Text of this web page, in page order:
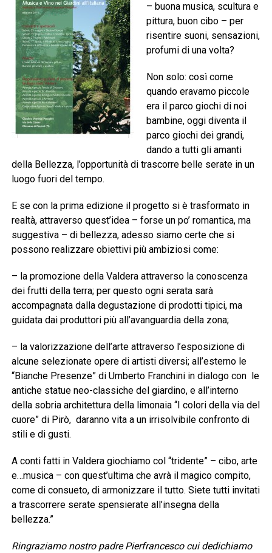
– buona musica, scultura e
pittura, buon cibo – per
risentire suoni, sensazioni,
profumi di una volta?
Non solo: così come
quando eravamo piccole
era il parco giochi di noi
bambine, oggi diventa il
parco giochi dei grandi,
dando a tutti gli amanti
della Bellezza, l’opportunità di trascorre belle serate in un
luogo fuori del tempo.
E se con la prima edizione il progetto si è trasformato in
realtà, attraverso quest’idea – forse un po’ romantica, ma
suggestiva – di bellezza, adesso siamo certe che si
possono realizzare obiettivi più ambiziosi come:
– la promozione della Valdera attraverso la conoscenza
dei frutti della terra; per questo ogni serata sarà
accompagnata dalla degustazione di prodotti tipici, ma
guidata dai produttori più all’avanguardia della zona;
– la valorizzazione dell’arte attraverso l’esposizione di
alcune selezionate opere di artisti diversi; all’esterno le
“Bianche Presenze” di Umberto Franchini in dialogo con le
antiche statue neo-classiche del giardino, e all’interno
della sobria architettura della limonaia “I colori della via del
cuore” di Pirò, daranno vita a un irrisolvibile confronto di
stili e di gusti.
A conti fatti in Valdera giochiamo col “tridente” – cibo, arte
e…musica – con quest’ultima che avrà il magico compito,
come di consueto, di armonizzare il tutto. Siete tutti invitati
a trascorrere serate spensierate all’insegna della
bellezza.”
Ringraziamo nostro padre Pierfrancesco cui dedichiamo